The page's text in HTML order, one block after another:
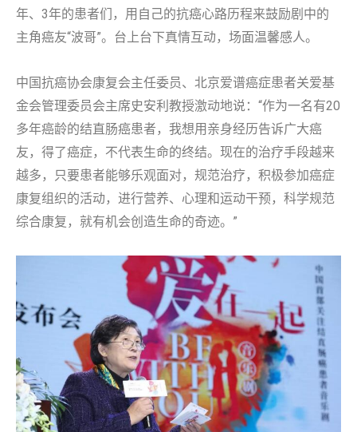
年、3年的患者们，用自己的抗癌心路历程来鼓励剧中的
主角癌友“波哥”。台上台下真情互动，场面温馨感人。
中国抗癌协会康复会主任委员、北京爱谱癌症患者关爱基
金会管理委员会主席史安利教授激动地说：“作为一名有20
多年癌龄的结直肠癌患者，我想用亲身经历告诉广大癌
友，得了癌症，不代表生命的终结。现在的治疗手段越来
越多，只要患者能够乐观面对，规范治疗，积极参加癌症
康复组织的活动，进行营养、心理和运动干预，科学规范
综合康复，就有机会创造生命的奇迹。”